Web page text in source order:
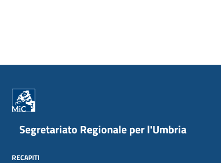
Segretariato Regionale per l'Umbria
RECAPITI